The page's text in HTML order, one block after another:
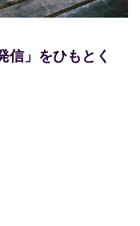
」をひもとく